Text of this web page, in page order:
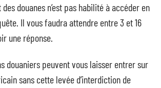
des douanes n’est pas habilité à accéder en
Il vous faudra attendre entre 3 et 16
une réponse.
douaniers peuvent vous laisser entrer sur
sans cette levée d’interdiction de